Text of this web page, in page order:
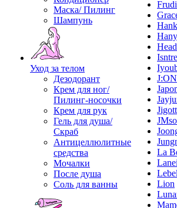
Маска/ Пилинг
Шампунь
Уход за телом
Дезодорант
Крем для ног/
Пилинг-носочки
Крем для рук
Гель для душа/
Скраб
Антицеллюлитные
средства
Мочалки
После душа
Соль для ванны
J:ON
Jigott
La
Lion